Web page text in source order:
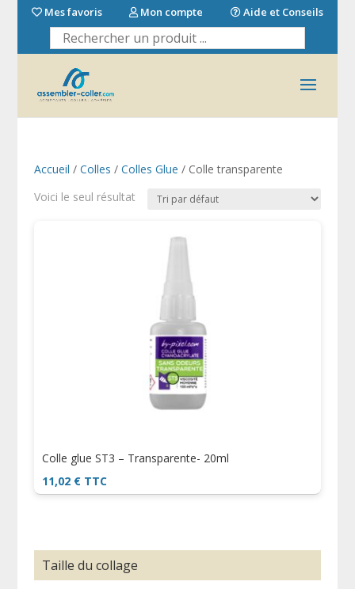
Mes favoris Mon compte Aide et Conseils
Accueil / Colles / Colles Glue / Colle transparente
Voici le seul résultat
Colle glue ST3 – Transparente- 20ml
11,02 € TTC
Taille du collage